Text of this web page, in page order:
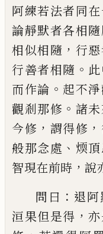
阿練若法者同
論靜默者各相
相似相隨 ， 行惡
行善者相隨 。 此
而作論 。 起不
觀剎那修 。 諸
今修 ， 謂得修 ，
般那念處 、 煗
智現在前時 ， 說
問曰 ： 退
洹果但是得 ，